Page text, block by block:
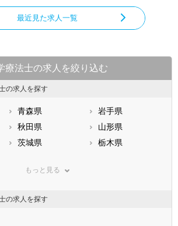
最近見た求人一覧
療法士の求人を絞り込む
の求人を探す
青森県
岩手県
秋田県
山形県
茨城県
栃木県
神奈川県
福井県
もっと見る
の求人を探す